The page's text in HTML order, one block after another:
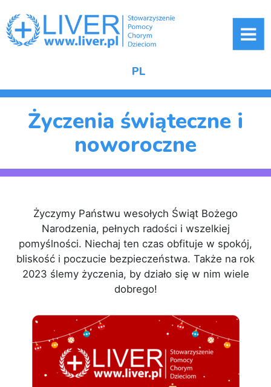
PL
Życzenia świąteczne i
noworoczne
Życzymy Państwu wesołych Świąt Bożego
Narodzenia, pełnych radości i wszelkiej
pomyślności. Niechaj ten czas obfituje w spokój,
bliskość i poczucie bezpieczeństwa. Także na rok
2023 ślemy życzenia, by działo się w nim wiele
dobrego!